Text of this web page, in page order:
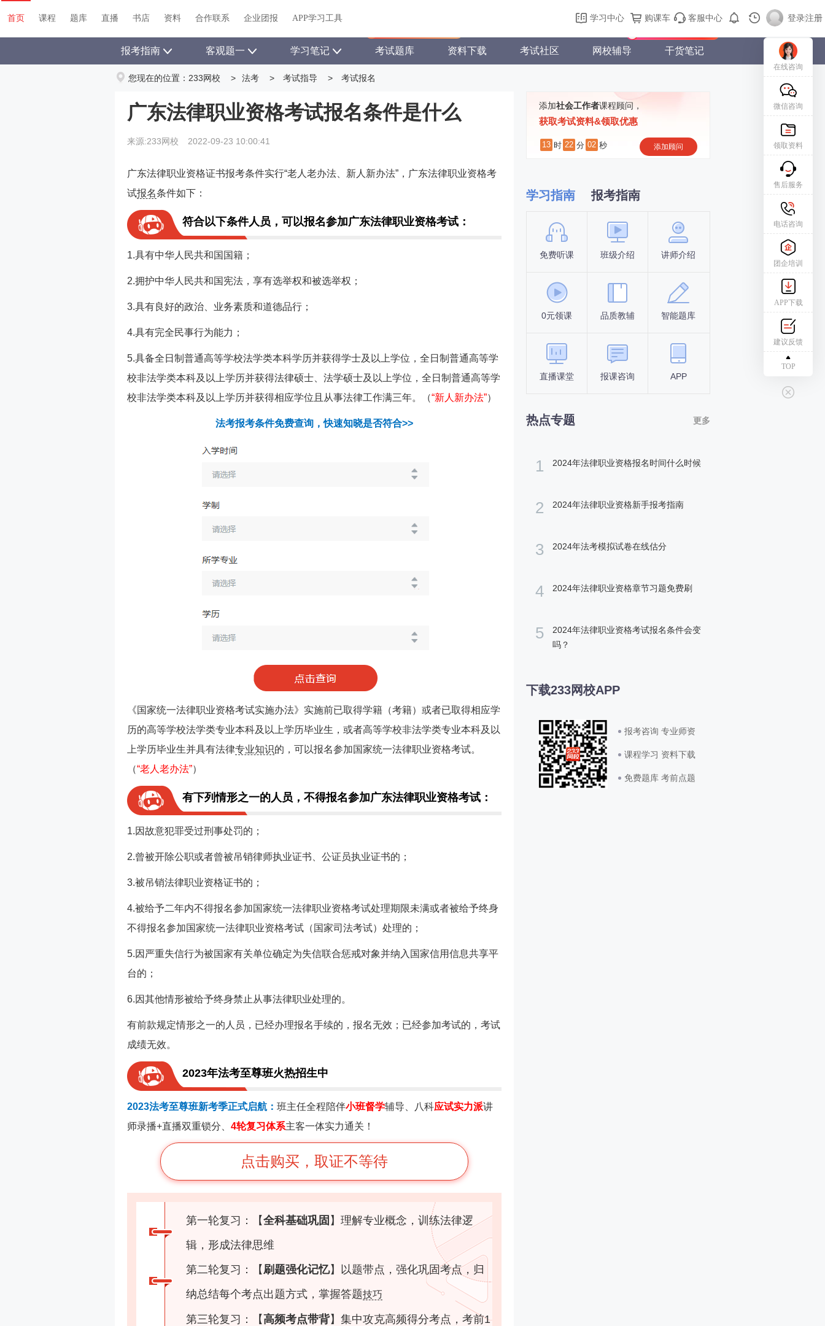
首页 课程 题库 直播 书店 资料 关于我们 帮助中心 购课车 登录/注册
首页 课程 题库 直播 书店 资料 合作联系 企业团报 APP学习工具 学习中心 购课车 客服中心 登录|注册
报考指南 客观题一 学习笔记 考试题库 资料下载 考试社区 网校辅导 干货笔记
您现在的位置： 233网校 > 法考 > 考试指导 > 考试报名
广东法律职业资格考试报名条件是什么
来源:233网校 2022-09-23 10:00:41
广东法律职业资格证书报考条件实行“老人老办法、新人新办法”，广东法律职业资格考
试报名条件如下：
符合以下条件人员，可以报名参加广东法律职业资格考试：
1.具有中华人民共和国国籍；
2.拥护中华人民共和国宪法，享有选举权和被选举权；
3.具有良好的政治、业务素质和道德品行；
4.具有完全民事行为能力；
5.具备全日制普通高等学校法学类本科学历并获得学士及以上学位，全日制普通高等学
校非法学类本科及以上学历并获得法律硕士、法学硕士及以上学位，全日制普通高等学
校非法学类本科及以上学历并获得相应学位且从事法律工作满三年。（“新人新办法”）
法考报考条件免费查询，快速知晓是否符合>>
《国家统一法律职业资格考试实施办法》实施前已取得学籍（考籍）或者已取得相应学
历的高等学校法学类专业本科及以上学历毕业生，或者高等学校非法学类专业本科及以
上学历毕业生并具有法律专业知识的，可以报名参加国家统一法律职业资格考试。
（“老人老办法”）
有下列情形之一的人员，不得报名参加广东法律职业资格考试：
1.因故意犯罪受过刑事处罚的；
2.曾被开除公职或者曾被吊销律师执业证书、公证员执业证书的；
3.被吊销法律职业资格证书的；
4.被给予二年内不得报名参加国家统一法律职业资格考试处理期限未满或者被给予终身
不得报名参加国家统一法律职业资格考试（国家司法考试）处理的；
5.因严重失信行为被国家有关单位确定为失信联合惩戒对象并纳入国家信用信息共享平
台的；
6.因其他情形被给予终身禁止从事法律职业处理的。
有前款规定情形之一的人员，已经办理报名手续的，报名无效；已经参加考试的，考试
成绩无效。
2023年法考至尊班火热招生中
2023法考至尊班新考季正式启航： 班主任全程陪伴小班督学辅导、八科应试实力派讲
师录播+直播双重锁分、 4轮复习体系主客一体实力通关！
点击购买，取证不等待
第一轮复习：【全科基础巩固 】 理解专业概念，训练法律逻
辑，形成法律思维
第二轮复习：【刷题强化记忆】
以题带点，强化巩固考点，归
纳总结每个考点出题方式，掌握答题技巧
第三轮复习：【高频考点带背】 集中攻克高频得分考点，考前1
添加社会工作者课程顾问，
获取考试资料&领取优惠
13 时 22 分 02 秒 添加顾问
学习指南 报考指南
免费听课 班级介绍 讲师介绍
0元领课 品质教辅 智能题库
直播课堂 报课咨询 APP
报名时间
考试时间
热点专题 更多
1 2024年法律职业资格报名时间什么时候
2 2024年法律职业资格新手报考指南
3 2024年法考模拟试卷在线估分
4 2024年法律职业资格章节习题免费刷
5
2024年法律职业资格考试报名条件会变
吗？
下载233网校APP
报考咨询 专业师资
课程学习 资料下载
免费题库 考前点题
在线咨询
微信咨询
领取资料
售后服务
电话咨询
团企培训
APP下载
建议反馈
TOP